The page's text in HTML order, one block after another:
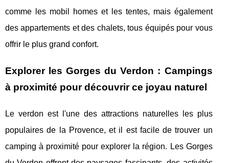
comme les mobil homes et les tentes, mais également
des appartements et des chalets, tous équipés pour vous
offrir le plus grand confort.
Explorer les Gorges du Verdon : Campings
à proximité pour découvrir ce joyau naturel
Le verdon est l'une des attractions naturelles les plus
populaires de la Provence, et il est facile de trouver un
camping à proximité pour explorer la région. Les Gorges